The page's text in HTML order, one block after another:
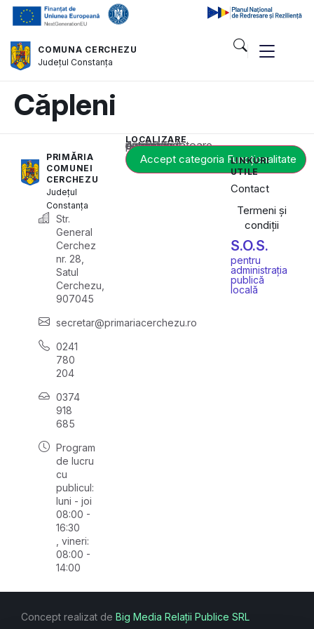
COMUNA CERCHEZU
JudețulConstanța
Căpleni
PRIMĂRIA
COMUNEI
CERCHEZU
Județul
Constanța
Str.
General
Cerchez
nr. 28,
Satul
Cerchezu,
907045
secretar@primariacerchezu.ro
0241
780
204
0374
918
685
Program
de lucru
cu
publicul:
luni - joi
08:00 -
16:30
, vineri:
08:00 -
14:00
LOCALIZARE
Acest conținut este blocat până când acceptați categoria corespunzătoare de cookie-uri.
Accept categoria Funcționalitate
LINKURI
UTILE
Contact
Termeni și
condiții
S.O.S.
pentru
administrația
publică
locală
Concept realizat de Big Media Relații Publice SRL